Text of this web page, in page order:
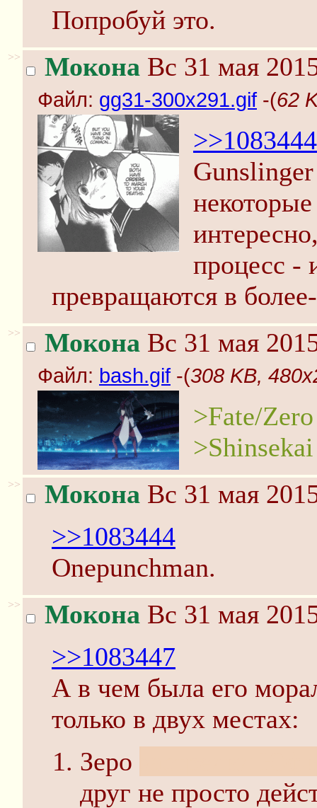
Попробуй это.
>> Мокона Вс 31 мая
Файл: gg31-300x291.gif -(62
>>1083444
процесс -
превращаются в
>> Мокона Вс 31 мая
Файл: bash.gif -(308 KB,
>Fate/Zero
>> Мокона Вс 31 мая
>>1083444
Onepunchman.
>> Мокона Вс 31 мая
>>1083447
А в чем была его
только в двух местах:
Зеро
друг не просто